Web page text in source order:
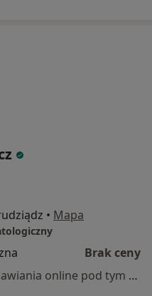
• Mapa
Brak ceny
Specjalista nie oferuje umawiania online pod tym adresem.